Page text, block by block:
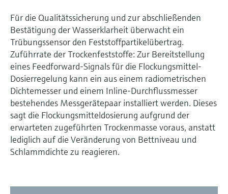
Für die Qualitätssicherung und zur abschließenden
Bestätigung der Wasserklarheit überwacht ein
Trübungssensor den Feststoffpartikelübertrag.
Zuführrate der Trockenfeststoffe: Zur Bereitstellung
eines Feedforward-Signals für die Flockungsmittel-
Dosierregelung kann ein aus einem radiometrischen
Dichtemesser und einem Inline-Durchflussmesser
bestehendes Messgerätepaar installiert werden. Dieses
sagt die Flockungsmitteldosierung aufgrund der
erwarteten zugeführten Trockenmasse voraus, anstatt
lediglich auf die Veränderung von Bettniveau und
Schlammdichte zu reagieren.